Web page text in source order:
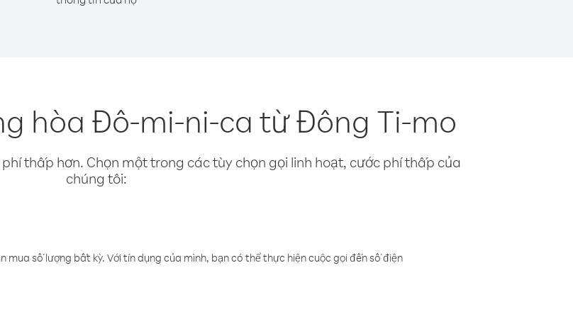
hòa Đô-mi-ni-ca từ Đông Ti-mo
thấp hơn. Chọn một trong các tùy chọn gọi linh hoạt, cước phí thấp của
chúng tôi:
số lượng bất kỳ. Với tín dụng của mình, bạn có thể thực hiện cuộc gọi đến số điện